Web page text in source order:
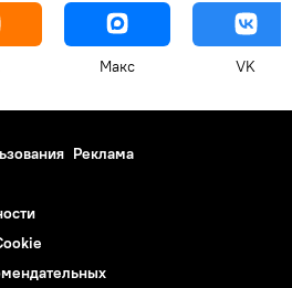
Макс VK
Реклама